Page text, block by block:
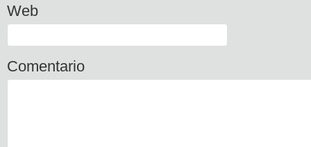
Web
Comentario